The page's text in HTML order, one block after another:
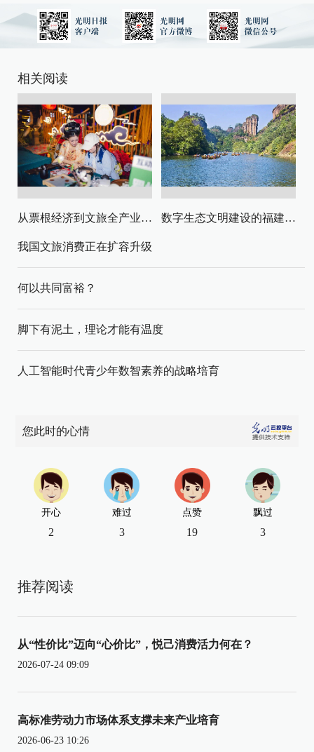
相关阅读
从票根经济到文旅全产业链升级 数字生态文明建设的福建路径与启示
我国文旅消费正在扩容升级
何以共同富裕？
脚下有泥土，理论才能有温度
人工智能时代青少年数智素养的战略培育
您此时的心情
开心
2
难过
3
点赞
19
飘过
3
推荐阅读
从“性价比”迈向“心价比”，悦己消费活力何在？
2026-07-24 09:09
高标准劳动力市场体系支撑未来产业培育
2026-06-23 10:26